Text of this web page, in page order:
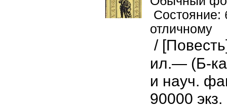
Состояние:
отличному
/
ил.— (Б-
и науч.
90000 экз.